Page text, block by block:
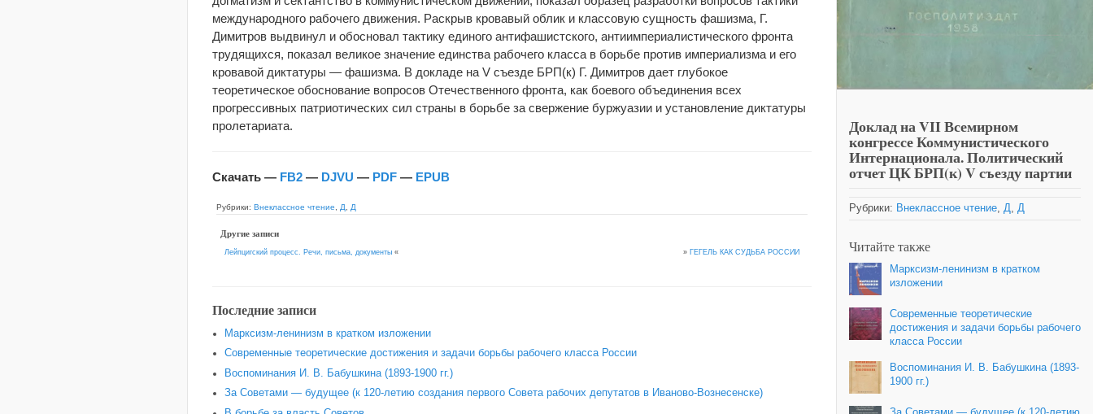
международного рабочего движения. Раскрыв кровавый облик и классовую сущность фашизма, Г.
Димитров выдвинул и обосновал тактику единого антифашистского, антиимпериалистического фронта
трудящихся, показал великое значение единства рабочего класса в борьбе против империализма и его
кровавой диктатуры — фашизма. В докладе на V съезде БРП(к) Г. Димитров дает глубокое
теоретическое обоснование вопросов Отечественного фронта, как боевого объединения всех
прогрессивных патриотических сил страны в борьбе за свержение буржуазии и установление диктатуры
пролетариата.
Скачать — FB2 — DJVU — PDF — EPUB
Рубрики: Внеклассное чтение Д Д
Другие записи
Лейпцигский процесс. Речи, письма, документы « » ГЕГЕЛЬ КАК СУДЬБА РОССИИ
Последние записи
Марксизм-ленинизм в кратком изложении
Современные теоретические достижения и задачи борьбы рабочего класса России
Воспоминания И. В. Бабушкина (1893-1900 гг.)
За Советами — будущее (к 120‑летию создания первого Совета рабочих депутатов в Иваново‑Вознесенске)
Доклад на VII Всемирном
конгрессе Коммунистического
Интернационала. Политический
отчет ЦК БРП(к) V съезду партии
Рубрики: Внеклассное чтение Д Д
Читайте также
Марксизм-ленинизм в кратком
изложении
Современные теоретические
достижения и задачи борьбы рабочего
класса России
Воспоминания И. В. Бабушкина (1893-
1900 гг.)